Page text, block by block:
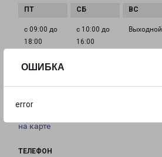
ОШИБКА
error
с 09:00 до
18:00
с 10:00 до
16:00
Выходной
ХАБАРОВСК ФЛЕГОНТОВА 2
на карте
ТЕЛЕФОН